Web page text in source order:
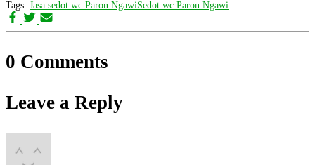
Tags: Jasa sedot wc Paron NgawiSedot wc Paron Ngawi
0 Comments
Leave a Reply